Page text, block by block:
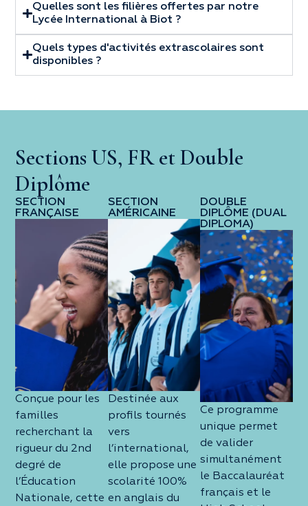
Quelles sont les filières offertes par notre
Lycée International à Biot ?
Quels types d'activités extrascolaires sont
disponibles ?
Sections US, FR et Double
Diplôme
SECTION
FRANÇAISE
Conçue pour les
familles
recherchant la
rigueur du 2nd
degré de
l’Éducation
Nationale, cette
SECTION
AMÉRICAINE
Destinée aux
profils tournés
vers
l’international,
elle propose une
scolarité 100%
en anglais du
DOUBLE
DIPLÔME (DUAL
DIPLOMA)
Ce programme
unique permet
de valider
simultanément
le Baccalauréat
français et le